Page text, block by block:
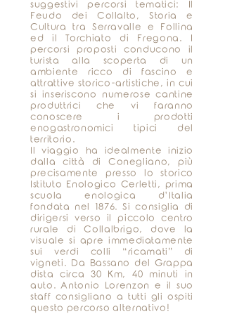
suggestivi percorsi tematici: Il
Feudo dei Collalto, Storia e
Cultura tra Serravalle e Follina
ed il Torchiato di Fregona. I
percorsi proposti conducono il
turista alla scoperta di un
ambiente ricco di fascino e
attrattive storico-artistiche, in cui
si inseriscono numerose cantine
produttrici che vi faranno
conoscere i prodotti
enogastronomici tipici del
territorio.
Il viaggio ha idealmente inizio
dalla città di Conegliano, più
precisamente presso lo storico
Istituto Enologico Cerletti, prima
scuola enologica d’Italia
fondata nel 1876. Si consiglia di
dirigersi verso il piccolo centro
rurale di Collalbrigo, dove la
visuale si apre immediatamente
sui verdi colli “ricamati” di
vigneti. Da Bassano del Grappa
dista circa 30 Km, 40 minuti in
auto. Antonio Lorenzon e il suo
staff consigliano a tutti gli ospiti
questo percorso alternativo!